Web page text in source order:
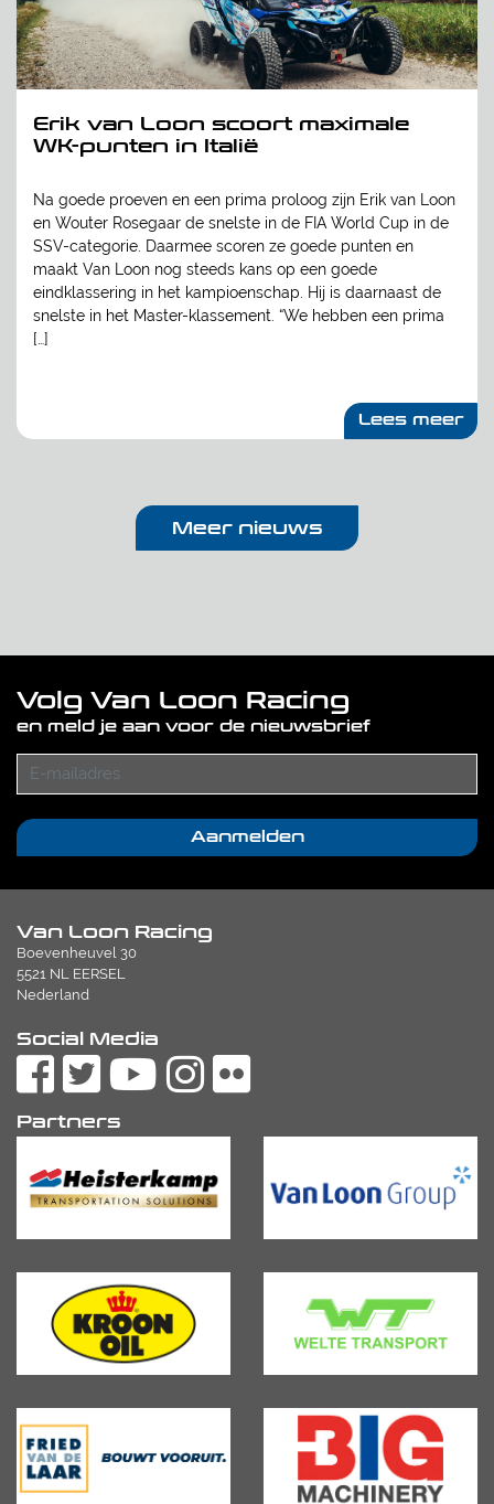
Erik van Loon scoort maximale
WK-punten in Italië
Na goede proeven en een prima proloog zijn Erik van Loon
en Wouter Rosegaar de snelste in de FIA World Cup in de
SSV-categorie. Daarmee scoren ze goede punten en
maakt Van Loon nog steeds kans op een goede
eindklassering in het kampioenschap. Hij is daarnaast de
snelste in het Master-klassement. “We hebben een prima
[…]
Lees meer
Meer nieuws
Volg Van Loon Racing
en meld je aan voor de nieuwsbrief
Aanmelden
Van Loon Racing
Boevenheuvel 30
5521 NL EERSEL
Nederland
Social Media
Partners